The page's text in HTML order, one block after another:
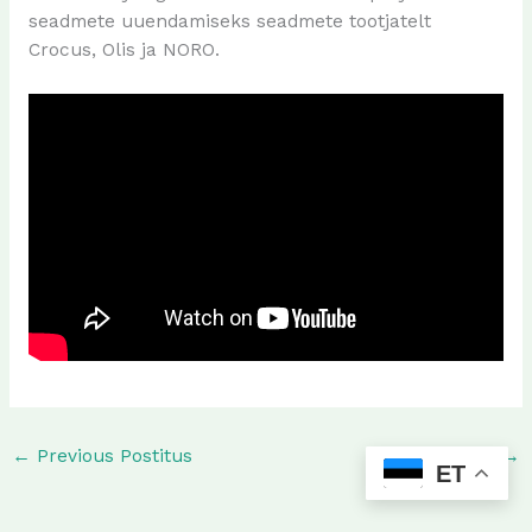
seadmete uuendamiseks seadmete tootjatelt
Crocus, Olis ja NORO.
← Previous Postitus Next Postitus →
ET